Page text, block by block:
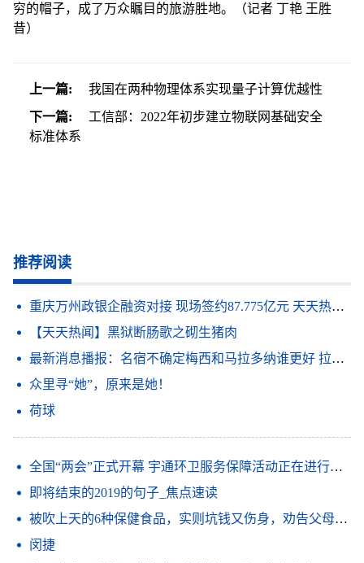
穷的帽子，成了万众瞩目的旅游胜地。（记者 丁艳 王胜
昔）
上一篇:
我国在两种物理体系实现量子计算优越性
下一篇:
工信部：2022年初步建立物联网基础安全
标准体系
推荐阅读
重庆万州政银企融资对接 现场签约87.775亿元 天天热点评
【天天热闻】黑狱断肠歌之砌生猪肉
最新消息播报：名宿不确定梅西和马拉多纳谁更好 拉波尔塔谈梅西离队我必须做出这样的决定俱乐部高于所有人_观天下
众里寻“她”，原来是她！
荷球
全国“两会”正式开幕 宇通环卫服务保障活动正在进行时 信息
即将结束的2019的句子_焦点速读
被吹上天的6种保健食品，实则坑钱又伤身，劝告父母：谨慎购买|世界要闻
闵捷